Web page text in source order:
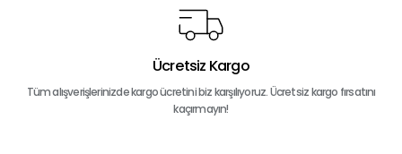
Ücretsiz Kargo
Tüm alışverişlerinizde kargo ücretini biz karşılıyoruz. Ücretsiz kargo fırsatını
kaçırmayın!